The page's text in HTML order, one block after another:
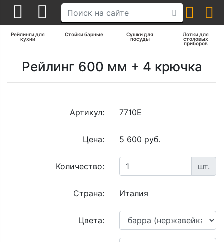
Рейлинги для
кухни
Стойки барные Сушки для
посуды
Лотки для
столовых
приборов
Рейлинг 600 мм + 4 крючка
Артикул: 7710Е
Цена: 5 600 руб.
Количество: шт.
Страна: Италия
Цвета: